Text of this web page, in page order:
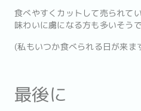
食べやすくカットして売られて
味わいに虜になる方も多いそう
(私もいつか食べられる日が来ま
最後に